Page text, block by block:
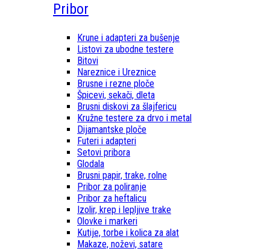
Pribor
Krune i adapteri za bušenje
Listovi za ubodne testere
Bitovi
Nareznice i Ureznice
Brusne i rezne ploče
Špicevi, sekači, dleta
Brusni diskovi za šlajfericu
Kružne testere za drvo i metal
Dijamantske ploče
Futeri i adapteri
Setovi pribora
Glodala
Brusni papir, trake, rolne
Pribor za poliranje
Pribor za heftalicu
Izolir, krep i lepljive trake
Olovke i markeri
Kutije, torbe i kolica za alat
Makaze, noževi, satare